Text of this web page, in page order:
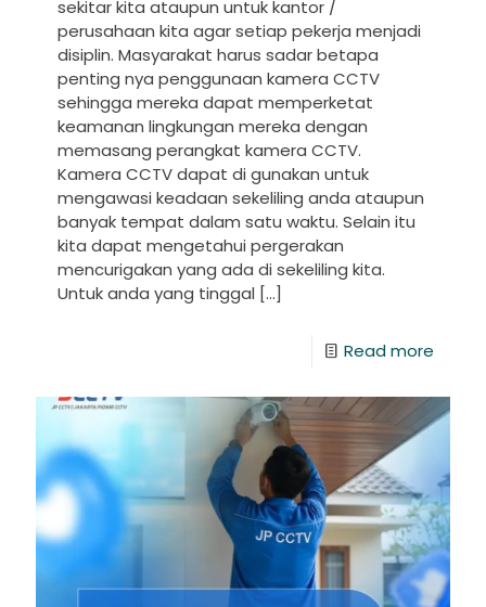
sekitar kita ataupun untuk kantor /
perusahaan kita agar setiap pekerja menjadi
disiplin. Masyarakat harus sadar betapa
penting nya penggunaan kamera CCTV
sehingga mereka dapat memperketat
keamanan lingkungan mereka dengan
memasang perangkat kamera CCTV.
Kamera CCTV dapat di gunakan untuk
mengawasi keadaan sekeliling anda ataupun
banyak tempat dalam satu waktu. Selain itu
kita dapat mengetahui pergerakan
mencurigakan yang ada di sekeliling kita.
Untuk anda yang tinggal […]
Read more